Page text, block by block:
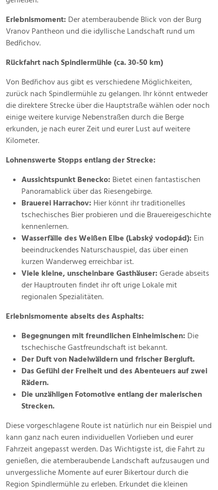
Erlebnismoment: Der atemberaubende Blick von der Burg
Vranov Pantheon und die idyllische Landschaft rund um
Bedřichov.
Rückfahrt nach Spindlermühle (ca. 30-50 km)
Von Bedřichov aus gibt es verschiedene Möglichkeiten,
zurück nach Spindlermühle zu gelangen. Ihr könnt entweder
die direktere Strecke über die Hauptstraße wählen oder noch
einige weitere kurvige Nebenstraßen durch die Berge
erkunden, je nach eurer Zeit und eurer Lust auf weitere
Kilometer.
Lohnenswerte Stopps entlang der Strecke:
Aussichtspunkt Benecko: Bietet einen fantastischen
Panoramablick über das Riesengebirge.
Brauerei Harrachov: Hier könnt ihr traditionelles
tschechisches Bier probieren und die Brauereigeschichte
kennenlernen.
Wasserfälle des Weißen Elbe (Labský vodopád): Ein
beeindruckendes Naturschauspiel, das über einen
kurzen Wanderweg erreichbar ist.
Viele kleine, unscheinbare Gasthäuser: Gerade abseits
der Hauptrouten findet ihr oft urige Lokale mit
regionalen Spezialitäten.
Erlebnismomente abseits des Asphalts:
Begegnungen mit freundlichen Einheimischen: Die
tschechische Gastfreundschaft ist bekannt.
Der Duft von Nadelwäldern und frischer Bergluft.
Das Gefühl der Freiheit und des Abenteuers auf zwei
Rädern.
Die unzähligen Fotomotive entlang der malerischen
Strecken.
Diese vorgeschlagene Route ist natürlich nur ein Beispiel und
kann ganz nach euren individuellen Vorlieben und eurer
Fahrzeit angepasst werden. Das Wichtigste ist, die Fahrt zu
genießen, die atemberaubende Landschaft aufzusaugen und
unvergessliche Momente auf eurer Bikertour durch die
Region Spindlermühle zu erleben. Erkundet die kleinen